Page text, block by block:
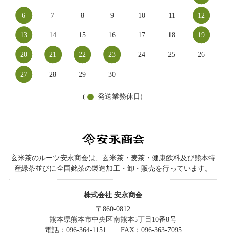
6 7 8 9 10 11 12
13 14 15 16 17 18 19
20 21 22 23 24 25 26
27 28 29 30
( 発送業務休日)
玄米茶のルーツ安永商会は、玄米茶・麦茶・健康飲料及び熊本特
産緑茶並びに全国銘茶の製造加工・卸・販売を行っています。
株式会社 安永商会
〒860-0812
熊本県熊本市中央区南熊本5丁目10番8号
電話：096-364-1151
FAX：096-363-7095